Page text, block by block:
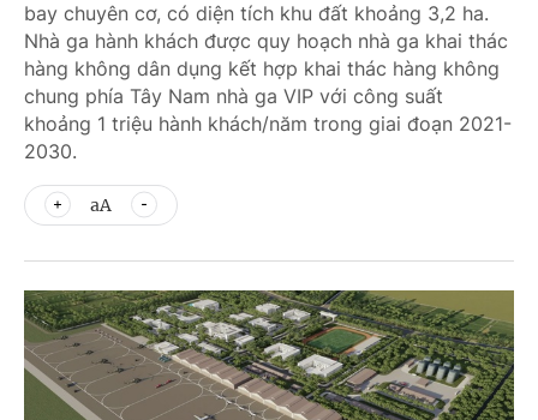
bay chuyên cơ, có diện tích khu đất khoảng 3,2 ha.
Nhà ga hành khách được quy hoạch nhà ga khai thác
hàng không dân dụng kết hợp khai thác hàng không
chung phía Tây Nam nhà ga VIP với công suất
khoảng 1 triệu hành khách/năm trong giai đoạn 2021-
2030.
aA